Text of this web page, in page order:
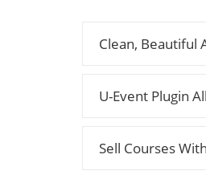
Clean, Beautiful
U-Event Plugin
Sell Courses